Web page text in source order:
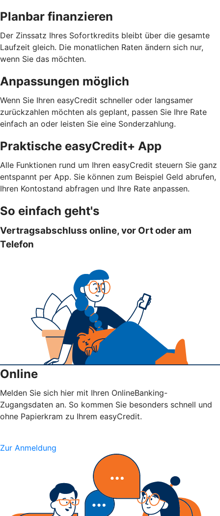
Planbar finanzieren
Der Zinssatz Ihres Sofortkredits bleibt über die gesamte
Laufzeit gleich. Die monatlichen Raten ändern sich nur,
wenn Sie das möchten.
Anpassungen möglich
Wenn Sie Ihren easyCredit schneller oder langsamer
zurückzahlen möchten als geplant, passen Sie Ihre Rate
einfach an oder leisten Sie eine Sonderzahlung.
Praktische easyCredit+ App
Alle Funktionen rund um Ihren easyCredit steuern Sie ganz
entspannt per App. Sie können zum Beispiel Geld abrufen,
Ihren Kontostand abfragen und Ihre Rate anpassen.
So einfach geht's
Vertragsabschluss online, vor Ort oder am
Telefon
Online
Melden Sie sich hier mit Ihren OnlineBanking-
Zugangsdaten an. So kommen Sie besonders schnell und
ohne Papierkram zu Ihrem easyCredit.
Zur Anmeldung